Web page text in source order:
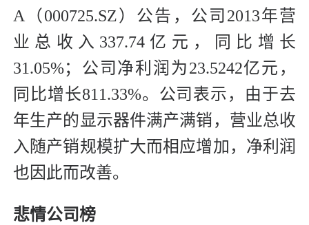
A（000725.SZ）公告，公司2013年营
业总收入337.74亿元，同比增长
31.05%；公司净利润为23.5242亿元，
同比增长811.33%。公司表示，由于去
年生产的显示器件满产满销，营业总收
入随产销规模扩大而相应增加，净利润
也因此而改善。
悲情公司榜